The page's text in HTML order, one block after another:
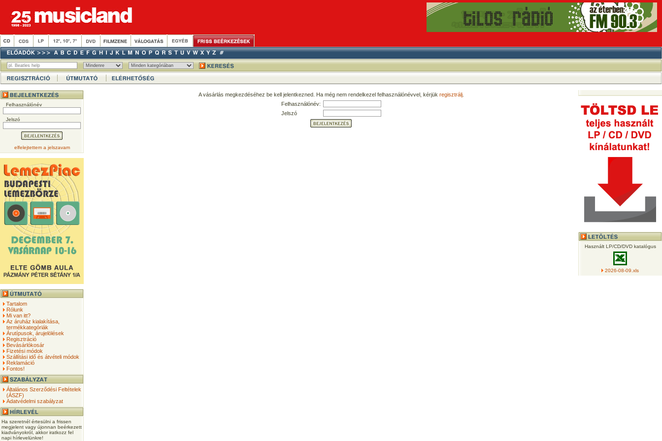
Felhasználónév
Jelszó
elfelejtettem a jelszavam
Tartalom
Rólunk
Mi van itt?
Az áruház kialakítása,
termékkategóriák
Árutípusok, árujelölések
Regisztráció
Bevásárlókosár
Fizetési módok
Szállítási idő és átvételi módok
Reklamáció
Fontos!
Általános Szerződési Feltételek
(ÁSZF)
Adatvédelmi szabályzat
Ha szeretnél értesülni a frissen
megjelent vagy újonnan beérkezett
kiadványokról, akkor iratkozz fel
napi hírlevelünkre!
A vásárlás megkezdéséhez be kell jelentkezned. Ha még nem rendelkezel felhasználónévvel, kérjük regisztrálj.
Felhasználónév:
Jelszó
Használt LP/CD/DVD katalógus
2026-08-09.xls